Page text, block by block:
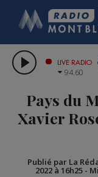
LES
GRAND
LIVE RADIO
94.60
Pays du
Xavier
Publié par La
2022 à 16h25-